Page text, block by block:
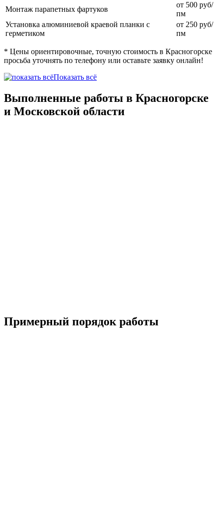
Монтаж парапетных фартуков
от 500 руб/
пм
Установка алюминиевой краевой планки с
герметиком
от 250 руб/
пм
* Цены ориентировочные, точную стоимость в Красногорске
просьба уточнять по телефону или оставьте заявку онлайн!
Показать всё
Выполненные работы в Красногорске
и Московской области
Примерный порядок работы